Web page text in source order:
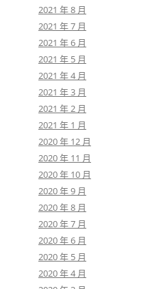
2021 年 8 月
2021 年 7 月
2021 年 6 月
2021 年 5 月
2021 年 4 月
2021 年 3 月
2021 年 2 月
2021 年 1 月
2020 年 12 月
2020 年 11 月
2020 年 10 月
2020 年 9 月
2020 年 8 月
2020 年 7 月
2020 年 6 月
2020 年 5 月
2020 年 4 月